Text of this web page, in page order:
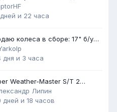
Gold
и 22 часа
колеса в сборе: 17" б/у
с НОВОЙ зимней резиной
дня и 3 часа
Weather-Master S/T 2
R17
Липин
дней и 18 часов